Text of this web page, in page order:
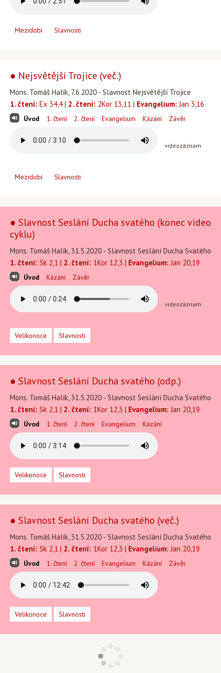
Mezidobí Slavnosti
● Nejsvětější Trojice (več.)
Mons. Tomáš Halík, 7.6.2020 - Slavnost Nejsvětější Trojice
1. čtení: Ex 34,4 | 2. čtení: 2Kor 13,11 | Evangelium: Jan 3,16
Úvod 1. čtení 2. čtení Evangelium Kázání Závěr
videozáznam
Mezidobí Slavnosti
● Slavnost Seslání Ducha svatého (konec video
cyklu)
Mons. Tomáš Halík, 31.5.2020 - Slavnost Seslání Ducha Svatého
1. čtení: Sk 2,1 | 2. čtení: 1Kor 12,3 | Evangelium: Jan 20,19
Úvod Kázání Závěr
videozáznam
Velikonoce Slavnosti
● Slavnost Seslání Ducha svatého (odp.)
Mons. Tomáš Halík, 31.5.2020 - Slavnost Seslání Ducha Svatého
1. čtení: Sk 2,1 | 2. čtení: 1Kor 12,3 | Evangelium: Jan 20,19
Úvod 1. čtení 2. čtení Evangelium Kázání
Velikonoce Slavnosti
● Slavnost Seslání Ducha svatého (več.)
Mons. Tomáš Halík, 31.5.2020 - Slavnost Seslání Ducha Svatého
1. čtení: Sk 2,1 | 2. čtení: 1Kor 12,3 | Evangelium: Jan 20,19
Úvod 1. čtení 2. čtení Evangelium Kázání Závěr
Velikonoce Slavnosti